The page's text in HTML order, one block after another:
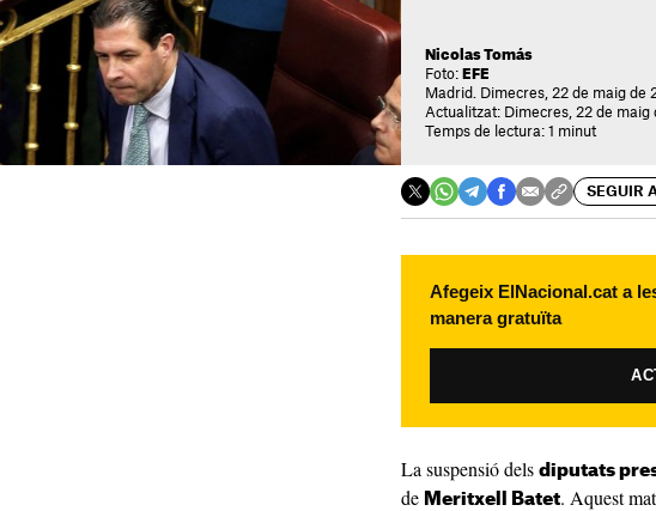
Nicolas Tomás
Foto: EFE
Madrid. Dimecres, 22 de maig de
Actualitzat: Dimecres, 22 de maig
Temps de lectura: 1 minut
SEGUIR
Afegeix ElNacional.cat a
manera gratuïta
La suspensió dels diputats
de Meritxell Batet. Aquest